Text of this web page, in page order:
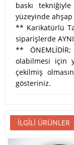
baskı
yüzeyinde
** Karikatürlü
siparişlerde
**
olabilmesi için
çekilmiş
gösteriniz.
İLGILI ÜRÜNLER